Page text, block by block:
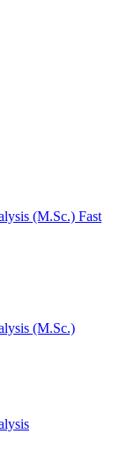
(M.Sc.) Fast
(M.Sc.)